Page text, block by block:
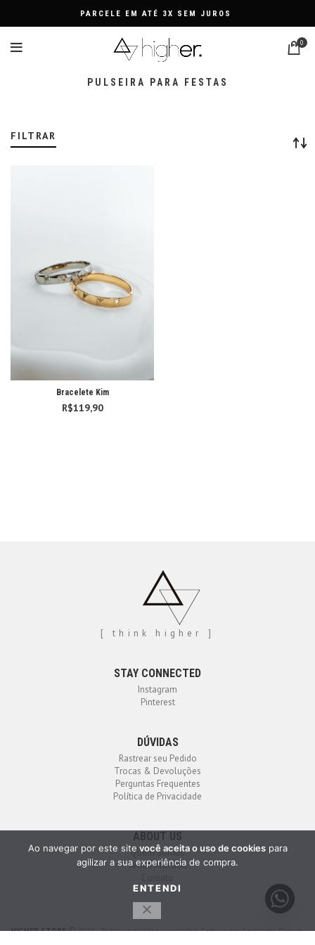
PARCELE EM ATÉ 3X SEM JUROS
0
PULSEIRA PARA FESTAS
FILTRAR
Bracelete Kim
R$119,90
[ think higher ]
STAY CONNECTED
Instagram
Pinterest
DÚVIDAS
Rastrear seu Pedido
Trocas & Devoluções
Perguntas Frequentes
Política de Privacidade
ABOUT US
Quem Somos
Venda Atacado
HIGHER STORE 2023 - Todos os direitos reservados. Compra em Ambiente Seguro.
Ao navegar por este site você aceita o uso de cookiespara
agilizar a sua experiência de compra.
ENTENDI